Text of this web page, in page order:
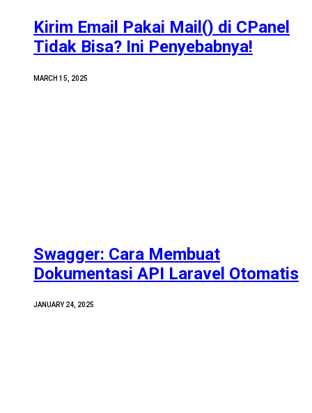
Kirim Email Pakai Mail() di CPanel
Tidak Bisa? Ini Penyebabnya!
MARCH 15, 2025
Swagger: Cara Membuat
Dokumentasi API Laravel Otomatis
JANUARY 24, 2025